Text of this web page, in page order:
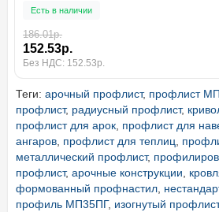
Есть в наличии
186.01р.
152.53р.
Без НДС: 152.53р.
Теги: арочный профлист, профлист
профлист, радиусный профлист,
профлист для арок, профлист для
ангаров, профлист для теплиц,
металлический профлист,
профлист, арочные конструкции,
формованный профнастил,
профиль МП35ПГ, изогнутый профлист